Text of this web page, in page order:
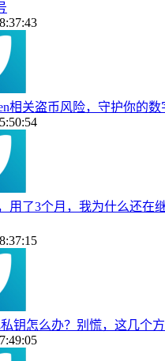
相关盗币风险，守护你的
用了3个月，我为什么还在
私钥怎么办？别慌，这几个